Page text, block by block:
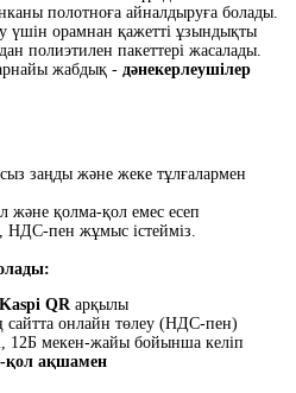
полотноға айналдыруға болады.
үшін орамнан қажетті ұзындықты
полиэтилен пакеттері жасалады.
жабдық - дәнекерлеушілер
заңды және жеке тұлғалармен
және қолма-қол емес есеп
НДС-пен жұмыс істейміз.
Kaspi QRарқылы
сайтта онлайн төлеу (НДС-пен)
12Б мекен-жайы бойынша келіп
қол ақшамен